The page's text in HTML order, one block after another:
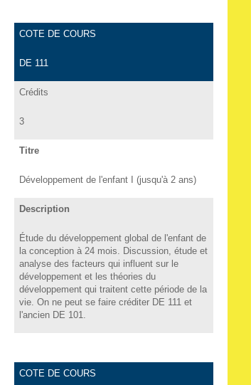
COTE DE COURS
DE 111
Crédits
3
Titre
Développement de l'enfant I (jusqu'à 2 ans)
Description
Étude du développement global de l'enfant de
la conception à 24 mois. Discussion, étude et
analyse des facteurs qui influent sur le
développement et les théories du
développement qui traitent cette période de la
vie. On ne peut se faire créditer DE 111 et
l'ancien DE 101.
COTE DE COURS